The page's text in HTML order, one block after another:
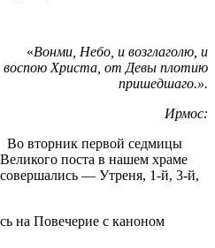
«Вонми, Небо, и возглаголю, и
воспою Христа, от Девы плотию
пришедшаго.».
Ирмос:
Во вторник первой седмицы
Великого поста в нашем храме
совершались — Утреня, 1-й, 3-й,
на Повечерие с каноном